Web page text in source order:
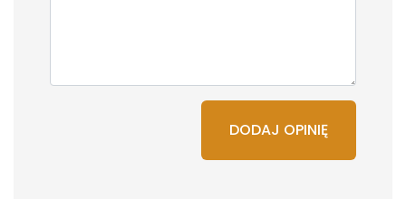
DODAJ OPINIĘ